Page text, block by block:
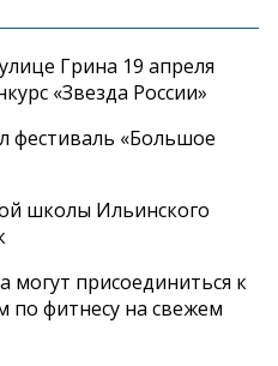
Грина 19 апреля
«Звезда России»
фестиваль «Большое
школы Ильинского
могут присоединиться к
по фитнесу на свежем